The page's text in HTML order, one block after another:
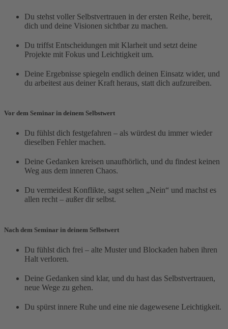
Du stehst voller Selbstvertrauen in der ersten Reihe, bereit,
dich und deine Visionen sichtbar zu machen.
Du triffst Entscheidungen mit Klarheit und setzt deine
Projekte mit Fokus und Leichtigkeit um.
Deine Ergebnisse spiegeln endlich deinen Einsatz wider, und
du arbeitest aus deiner Kraft heraus, statt dich aufzureiben.
Vor dem Seminar in deinem Selbstwert
Du fühlst dich festgefahren – als würdest du immer wieder
dieselben Fehler machen.
Deine Gedanken kreisen unaufhörlich, und du findest keinen
Weg aus dem inneren Chaos.
Du vermeidest Konflikte, sagst selten „Nein“ und machst es
allen recht – außer dir selbst.
Nach dem Seminar in deinem Selbstwert
Du fühlst dich frei – alte Muster und Blockaden haben ihren
Halt verloren.
Deine Gedanken sind klar, und du hast das Selbstvertrauen,
neue Wege zu gehen.
Du spürst innere Ruhe und eine nie dagewesene Leichtigkeit.